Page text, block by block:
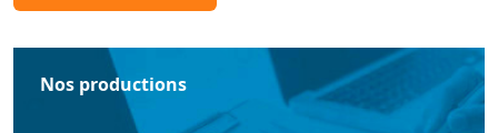
Nos productions